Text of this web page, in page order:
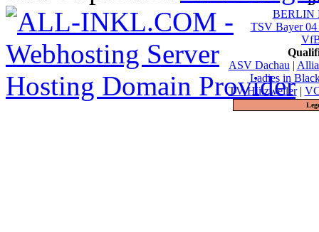
BERLIN
TSV Bayer 04
ASV Dachau |
Ladies in
TV Hülzweiler|